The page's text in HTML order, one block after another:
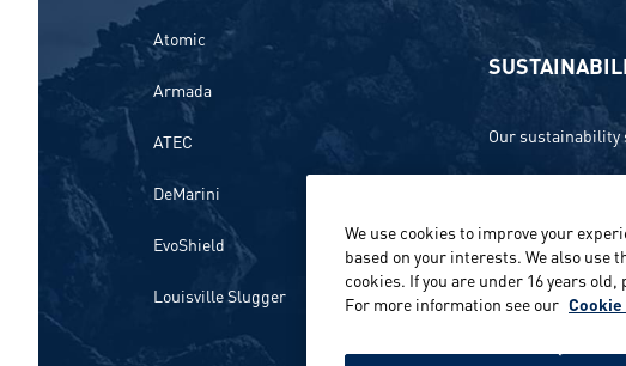
Atomic
Armada
ATEC
DeMarini
EvoShield
Louisville Slugger
Our sustainability
Environment
People
We use cookies to improve your
based on your interests. We also
cookies. If you are under 16 years old,
For more information see our